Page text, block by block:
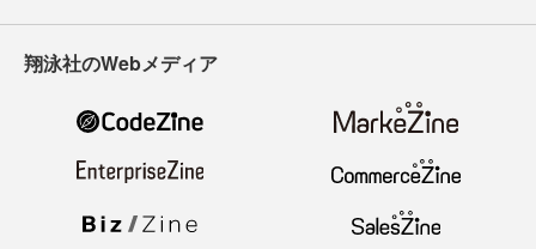
翔泳社のWebメディア